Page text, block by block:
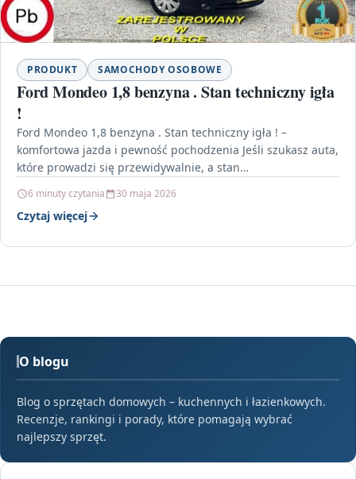
PRODUKT SAMOCHODY OSOBOWE
Ford Mondeo 1,8 benzyna . Stan techniczny igła
!
Ford Mondeo 1,8 benzyna . Stan techniczny igła ! –
komfortowa jazda i pewność pochodzenia Jeśli szukasz auta,
które prowadzi się przewidywalnie, a stan…
6 minuty czytania 30 maja 2026
Czytaj więcej
O blogu
Blog o sprzętach domowych – kuchennych i łazienkowych.
Recenzje, rankingi i porady, które pomagają wybrać
najlepszy sprzęt.